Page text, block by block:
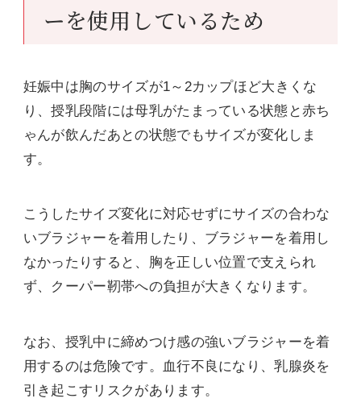
ーを使用しているため
妊娠中は胸のサイズが1～2カップほど大きくな
り、授乳段階には母乳がたまっている状態と赤ち
ゃんが飲んだあとの状態でもサイズが変化しま
す。
こうしたサイズ変化に対応せずにサイズの合わな
いブラジャーを着用したり、ブラジャーを着用し
なかったりすると、胸を正しい位置で支えられ
ず、クーパー靭帯への負担が大きくなります。
なお、授乳中に締めつけ感の強いブラジャーを着
用するのは危険です。血行不良になり、乳腺炎を
引き起こすリスクがあります。